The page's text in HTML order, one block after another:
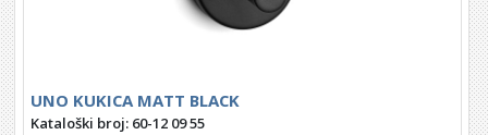
UNO KUKICA MATT BLACK
Kataloški broj: 60-12 09 55